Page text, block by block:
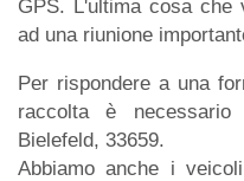
GPS. L'ultima cosa
ad una riunione
Per rispondere a una
raccolta è
Bielefeld, 33659.
Abbiamo anche i